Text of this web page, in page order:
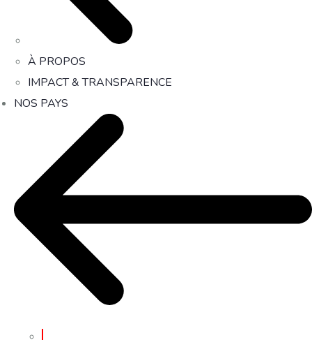
À PROPOS
IMPACT & TRANSPARENCE
NOS PAYS